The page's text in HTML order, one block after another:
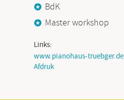
BdK
Master workshop
Links:
www.pianohaus-truebger.de
Afdruk